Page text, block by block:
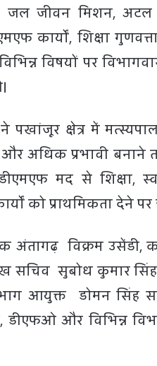
जल जीवन मिशन,
कार्यों, शिक्षा
विषयों पर
पखांजूर क्षेत्र में
अधिक प्रभावी
डीएमएफ मद से शिक्षा,
को प्राथमिकता देने पर
अंतागढ़ विक्रम उसेंडी,
सचिव सुबोध कुमार
आयुक्त डोमन सिंह
और विभिन्न